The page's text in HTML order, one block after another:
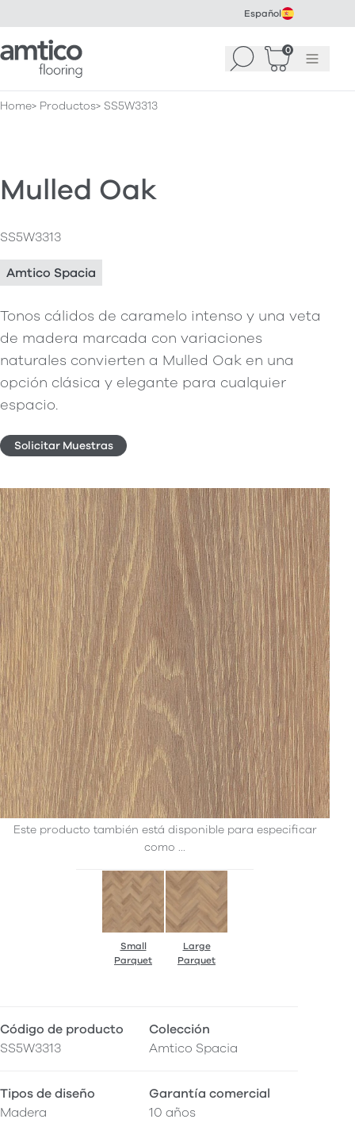
Español
Amtico Flooring Buscar 0
Cesta (0)
Menú
Home Productos SS5W3313
Mulled Oak
SS5W3313
Amtico Spacia
Tonos cálidos de caramelo intenso y una veta
de madera marcada con variaciones
naturales convierten a Mulled Oak en una
opción clásica y elegante para cualquier
espacio.
Solicitar Muestras
Este producto también está disponible para especificar
como ...
Small
Parquet
Large
Parquet
Código de producto
SS5W3313
Colección
Amtico Spacia
Tipos de diseño
Madera
Garantía comercial
10 años